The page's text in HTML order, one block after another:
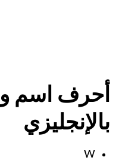
أحرف اسم
بالإنجليزي
W